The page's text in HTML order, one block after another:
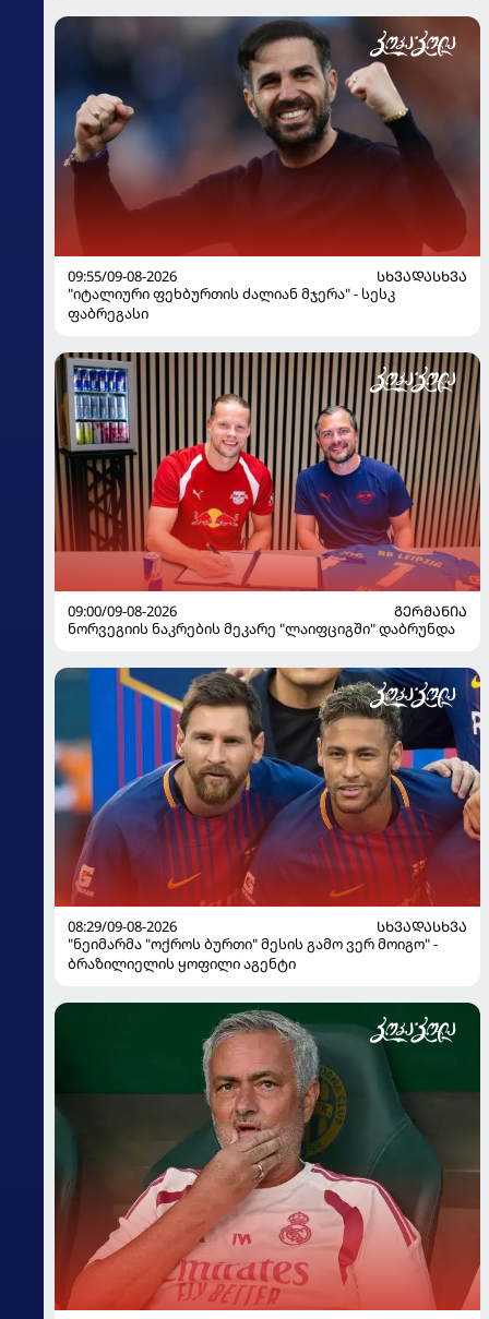
09:55/09-08-2026
ᲡᲮᲕᲐᲓᲐᲡᲮᲕᲐ
"იტალიური ფეხბურთის ძალიან მჯერა" - სესკ
ფაბრეგასი
09:00/09-08-2026
ᲒᲔᲠᲛᲐᲜᲘᲐ
ნორვეგიის ნაკრების მეკარე "ლაიფციგში" დაბრუნდა
08:29/09-08-2026
ᲡᲮᲕᲐᲓᲐᲡᲮᲕᲐ
"ნეიმარმა "ოქროს ბურთი" მესის გამო ვერ მოიგო" -
ბრაზილიელის ყოფილი აგენტი